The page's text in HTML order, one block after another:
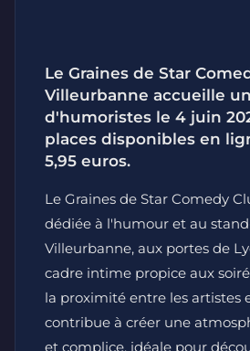
Le Graines de Star
Villeurbanne accueille
d'humoristes le 4 juin
places disponibles en
5,95 euros.
Le Graines de Star Comedy
dédiée à l'humour et au
Villeurbanne, aux portes de
cadre intime propice aux
la proximité entre les artistes
contribue à créer une
et complice, idéale pour